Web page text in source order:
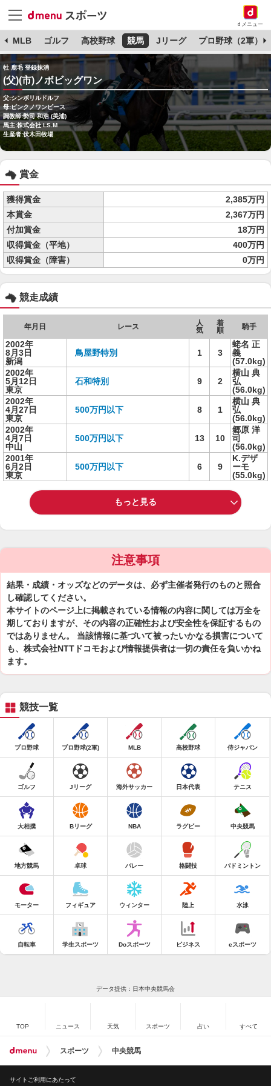
dメニュー
MLB ゴルフ 高校野球 競馬 Jリーグ プロ野球（2軍）
牡 鹿毛 登録抹消
(父)(市)ノボビッグワン
父:シンボリルドルフ
母:ピンクノワンピース
調教師:勢司 和浩 (美浦)
馬主:株式会社 LS.M
生産者:伏木田牧場
賞金
獲得賞金
2,385万円
本賞金
2,367万円
付加賞金
18万円
収得賞金（平地）
400万円
収得賞金（障害）
0万円
競走成績
年月日 レース
人
気
着
順
騎手
2002年
8月3日
新潟
鳥屋野特別 1 3
蛯名 正
義
(57.0kg)
2002年
5月12日
東京
石和特別 9 2
横山 典
弘
(56.0kg)
2002年
4月27日
東京
500万円以下 8 1
横山 典
弘
(56.0kg)
2002年
4月7日
中山
500万円以下 13 10
郷原 洋
司
(56.0kg)
2001年
6月2日
東京
500万円以下 6 9
K.デザ
ーモ
(55.0kg)
もっと見る
注意事項
結果・成績・オッズなどのデータは、必ず主催者発行のものと照合
し確認してください。
本サイトのページ上に掲載されている情報の内容に関しては万全を
期しておりますが、その内容の正確性および安全性を保証するもの
ではありません。 当該情報に基づいて被ったいかなる損害について
も、株式会社NTTドコモおよび情報提供者は一切の責任を負いかね
ます。
競技一覧
プロ野球 プロ野球(2軍) MLB 高校野球 侍ジャパン
ゴルフ Jリーグ 海外サッカー 日本代表 テニス
大相撲 Bリーグ NBA ラグビー 中央競馬
地方競馬 卓球 バレー 格闘技 バドミントン
モーター フィギュア ウィンター 陸上 水泳
自転車 学生スポーツ Doスポーツ ビジネス eスポーツ
データ提供：日本中央競馬会
TOP ニュース 天気 スポーツ 占い すべて
スポーツ 中央競馬
サイトご利用にあたって